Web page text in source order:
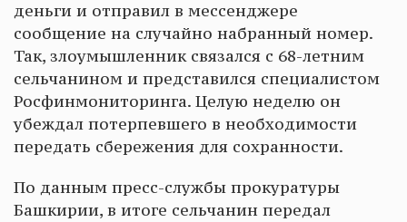
деньги и отправил в мессенджере
сообщение на случайно набранный номер.
Так, злоумышленник связался с 68-летним
сельчанином и представился специалистом
Росфинмониторинга. Целую неделю он
убеждал потерпевшего в необходимости
передать сбережения для сохранности.
По данным пресс-службы прокуратуры
Башкирии, в итоге сельчанин передал